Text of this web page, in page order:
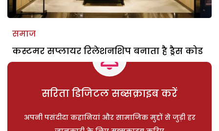
समाज
कस्टमर सप्लायर रिलेशनशिप बनाता है ड्रैस कोड
सरिता डिजिटल सब्सक्राइब करें
अपनी पसंदीदा कहानियां और सामाजिक मुद्दों से जुड़ी हर